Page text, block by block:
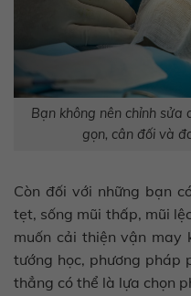
Bạn không nên chỉnh sửa
gọn, cân đối và
Còn đối với những bạn
tẹt, sống mũi thấp, mũi
muốn cải thiện vận may
tướng học, phương pháp
thẳng có thể là lựa chọn